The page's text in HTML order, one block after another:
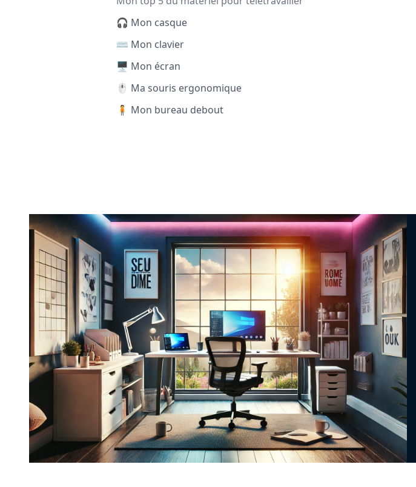
🎧 Mon casque
⌨️ Mon clavier
🖥️ Mon écran
🖱️ Ma souris ergonomique
🧍 Mon bureau debout